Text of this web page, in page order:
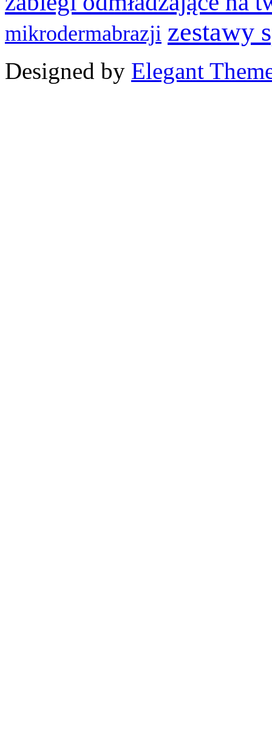
mikrodermabrazji zestawy
Designed by Elegant